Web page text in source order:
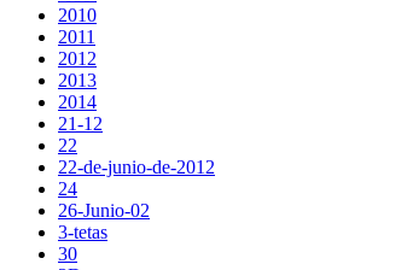
2010
2011
2012
2013
2014
21-12
22
22-de-junio-de-2012
24
26-Junio-02
3-tetas
30